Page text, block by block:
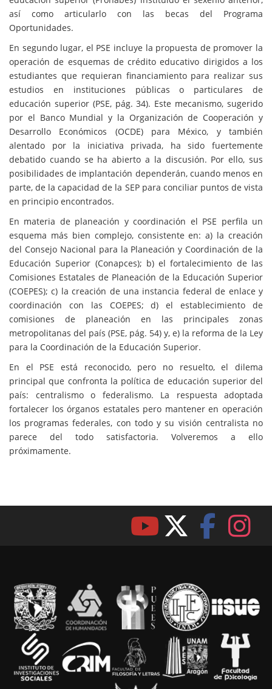
así como articularlo con las becas del Programa
Oportunidades.
En segundo lugar, el PSE incluye la propuesta de promover la
operación de esquemas de crédito educativo dirigidos a los
estudiantes que requieran financiamiento para realizar sus
estudios en instituciones públicas o particulares de
educación superior (PSE, pág. 34). Este mecanismo, sugerido
por el Banco Mundial y la Organización de Cooperación y
Desarrollo Económicos (OCDE) para México, y también
alentado por la iniciativa privada, ha sido fuertemente
debatido cuando se ha abierto a la discusión. Por ello, sus
posibilidades de implantación dependerán, cuando menos en
parte, de la capacidad de la SEP para conciliar puntos de vista
en principio encontrados.
En materia de planeación y coordinación el PSE perfila un
esquema más bien complejo, consistente en: a) la creación
del Consejo Nacional para la Planeación y Coordinación de la
Educación Superior (Conapces); b) el fortalecimiento de las
Comisiones Estatales de Planeación de la Educación Superior
(COEPES); c) la creación de una instancia federal de enlace y
coordinación con las COEPES; d) el establecimiento de
comisiones de planeación en las principales zonas
metropolitanas del país (PSE, pág. 54) y, e) la reforma de la Ley
para la Coordinación de la Educación Superior.
En el PSE está reconocido, pero no resuelto, el dilema
principal que confronta la política de educación superior del
país: centralismo o federalismo. La respuesta adoptada
fortalecer los órganos estatales pero mantener en operación
los programas federales, con todo y su visión centralista no
parece del todo satisfactoria. Volveremos a ello
próximamente.